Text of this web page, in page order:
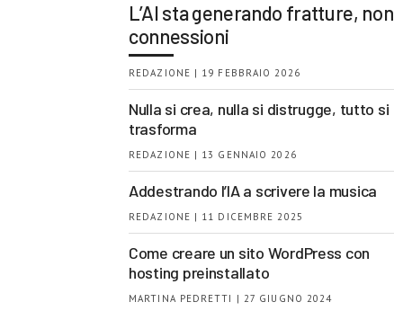
L’AI sta generando fratture, non
connessioni
REDAZIONE | 19 FEBBRAIO 2026
Nulla si crea, nulla si distrugge, tutto si
trasforma
REDAZIONE | 13 GENNAIO 2026
Addestrando l’IA a scrivere la musica
REDAZIONE | 11 DICEMBRE 2025
Come creare un sito WordPress con
hosting preinstallato
MARTINA PEDRETTI | 27 GIUGNO 2024